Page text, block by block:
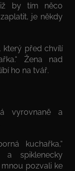
by tím něco
je někdy
který před chvílí
Žena nad
ho na tvář.
vyrovnaně a
kuchařka,“
a spiklenecky
pozvali ke